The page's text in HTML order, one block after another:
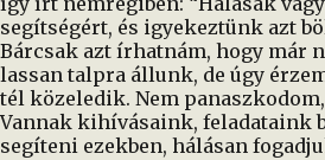
segítségért, és igyekeztünk azt
Bárcsak azt írhatnám, hogy már
lassan talpra állunk, de úgy
tél közeledik. Nem
Vannak kihívásaink, feladataink
segíteni ezekben, hálásan